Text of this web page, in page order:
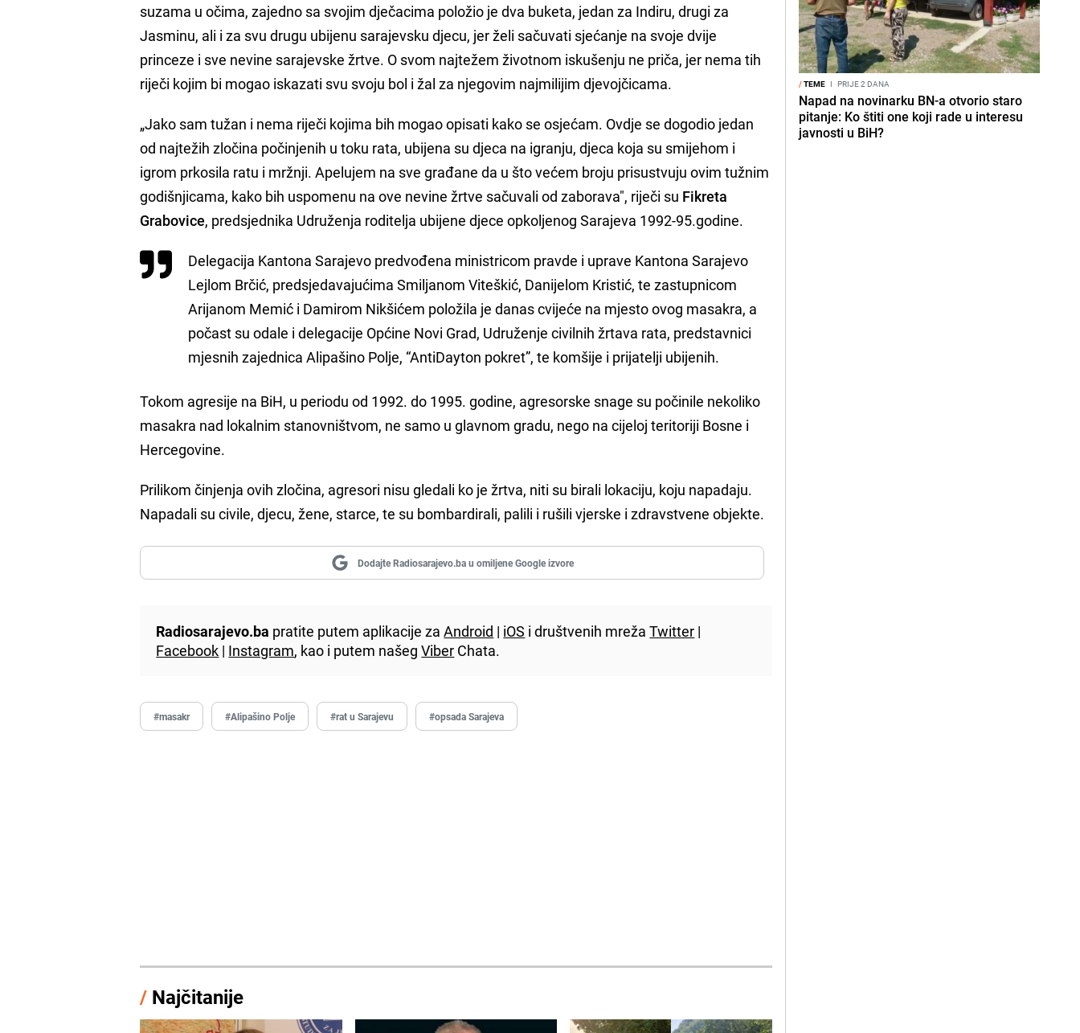
suzama u očima, zajedno sa svojim dječacima položio je dva buketa, jedan za Indiru, drugi za
Jasminu, ali i za svu drugu ubijenu sarajevsku djecu, jer želi sačuvati sjećanje na svoje dvije
princeze i sve nevine sarajevske žrtve. O svom najtežem životnom iskušenju ne priča, jer nema tih
riječi kojim bi mogao iskazati svu svoju bol i žal za njegovim najmilijim djevojčicama.
„Jako sam tužan i nema riječi kojima bih mogao opisati kako se osjećam. Ovdje se dogodio jedan
od najtežih zločina počinjenih u toku rata, ubijena su djeca na igranju, djeca koja su smijehom i
igrom prkosila ratu i mržnji. Apelujem na sve građane da u što većem broju prisustvuju ovim tužnim
godišnjicama, kako bih uspomenu na ove nevine žrtve sačuvali od zaborava", riječi su Fikreta
Grabovice, predsjednika Udruženja roditelja ubijene djece opkoljenog Sarajeva 1992-95.godine.
Delegacija Kantona Sarajevo predvođena ministricom pravde i uprave Kantona Sarajevo
Lejlom Brčić, predsjedavajućima Smiljanom Viteškić, Danijelom Kristić, te zastupnicom
Arijanom Memić i Damirom Nikšićem položila je danas cvijeće na mjesto ovog masakra, a
počast su odale i delegacije Općine Novi Grad, Udruženje civilnih žrtava rata, predstavnici
mjesnih zajednica Alipašino Polje, “AntiDayton pokret”, te komšije i prijatelji ubijenih.
Tokom agresije na BiH, u periodu od 1992. do 1995. godine, agresorske snage su počinile nekoliko
masakra nad lokalnim stanovništvom, ne samo u glavnom gradu, nego na cijeloj teritoriji Bosne i
Hercegovine.
Prilikom činjenja ovih zločina, agresori nisu gledali ko je žrtva, niti su birali lokaciju, koju napadaju.
Napadali su civile, djecu, žene, starce, te su bombardirali, palili i rušili vjerske i zdravstvene objekte.
Dodajte Radiosarajevo.ba u omiljene Google izvore
Radiosarajevo.ba pratite putem aplikacije zaAndroid | iOS i društvenih mrežaTwitter |
Facebook | Instagram, kao i putem našegViber Chata.
#masakr #Alipašino Polje #rat u Sarajevu #opsada Sarajeva
/ Najčitanije
/TEME I PRIJE 2 DANA
Napad na novinarku BN-a otvorio staro
pitanje: Ko štiti one koji rade u interesu
javnosti u BiH?